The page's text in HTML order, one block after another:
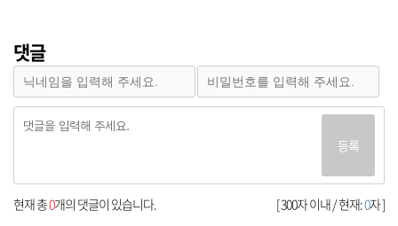
댓글
등록
[ 300자 이내 / 현재:0자 ]
현재 총0개의 댓글이 있습니다.